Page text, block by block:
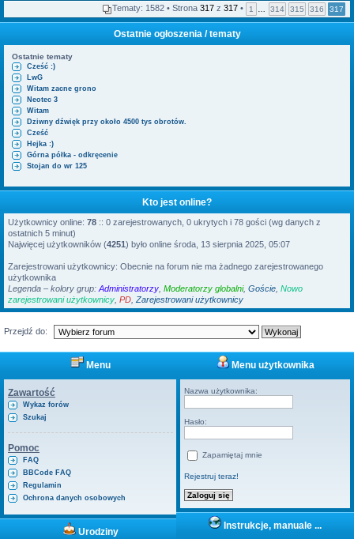
Tematy: 1582 • Strona 317 z 317 • 1 … 314 315 316 317
Ostatnie ogłoszenia / tematy
Ostatnie tematy
Cześć :)
LwG
Witam zacne grono
Neotec 3
Witam
Dziwny dźwięk przy około 4500 tys obrotów.
Cześć
Hejka :)
Górna półka - odkręcenie
Stojan do wr 125
Kto jest online?
Użytkownicy online: 78 :: 0 zarejestrowanych, 0 ukrytych i 78 gości (wg danych z
ostatnich 5 minut)
Najwięcej użytkowników (4251 ) było online środa, 13 sierpnia 2025, 05:07
Zarejestrowani użytkownicy: Obecnie na forum nie ma żadnego zarejestrowanego
użytkownika
Legenda – kolory grup: Administratorzy Moderatorzy globalni, Goście Nowo
zarejestrowani użytkownicy PD Zarejestrowani użytkownicy
Przejdź do:
Menu
Zawartość
Wykaz forów
Szukaj
Pomoc
FAQ
BBCode FAQ
Regulamin
Ochrona danych osobowych
Urodziny
Menu użytkownika
Nazwa użytkownika:
Hasło:
Zapamiętaj mnie
Rejestruj teraz!
Instrukcje, manuale ...